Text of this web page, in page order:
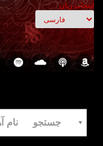
انتخاب زبان
جستجو نام